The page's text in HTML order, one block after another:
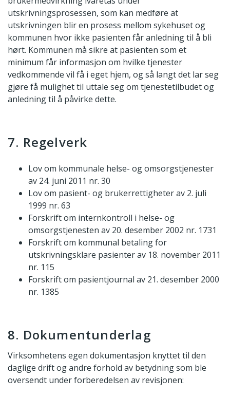
utskrivningsprosessen, som kan medføre at
utskrivningen blir en prosess mellom sykehuset og
kommunen hvor ikke pasienten får anledning til å bli
hørt. Kommunen må sikre at pasienten som et
minimum får informasjon om hvilke tjenester
vedkommende vil få i eget hjem, og så langt det lar seg
gjøre få mulighet til uttale seg om tjenestetilbudet og
anledning til å påvirke dette.
7. Regelverk
Lov om kommunale helse- og omsorgstjenester
av 24. juni 2011 nr. 30
Lov om pasient- og brukerrettigheter av 2. juli
1999 nr. 63
Forskrift om internkontroll i helse- og
omsorgstjenesten av 20. desember 2002 nr. 1731
Forskrift om kommunal betaling for
utskrivningsklare pasienter av 18. november 2011
nr. 115
Forskrift om pasientjournal av 21. desember 2000
nr. 1385
8. Dokumentunderlag
Virksomhetens egen dokumentasjon knyttet til den
daglige drift og andre forhold av betydning som ble
oversendt under forberedelsen av revisjonen: